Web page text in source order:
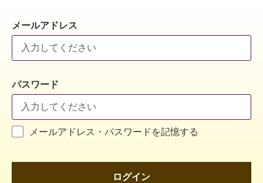
メールアドレス
パスワード
メールアドレス・パスワードを記憶する
ログイン